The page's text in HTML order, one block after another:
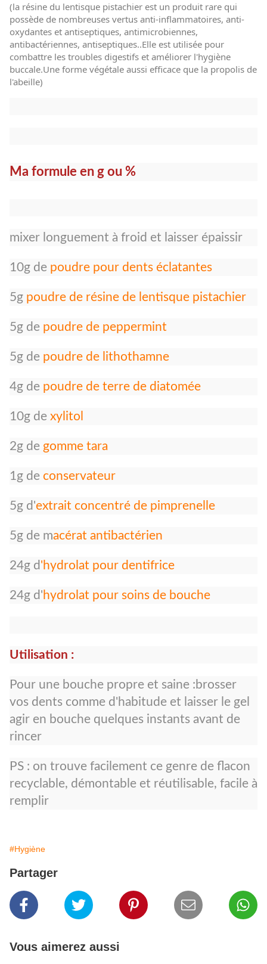
(la résine du lentisque pistachier est un produit rare qui
possède de nombreuses vertus anti-inflammatoires, anti-
oxydantes et antiseptiques, antimicrobiennes,
antibactériennes, antiseptiques..Elle est utilisée pour
combattre les troubles digestifs et améliorer l'hygiène
buccale.Une forme végétale aussi efficace que la propolis de
l'abeille)
Ma formule en g ou %
mixer longuement à froid et laisser épaissir
10g de poudre pour dents éclatantes
5g poudre de résine de lentisque pistachier
5g de poudre de peppermint
5g de poudre de lithothamne
4g de poudre de terre de diatomée
10g de xylitol
2g de gomme tara
1g de conservateur
5g d'extrait concentré de pimprenelle
5g de macérat antibactérien
24g d'hydrolat pour dentifrice
24g d'hydrolat pour soins de bouche
Utilisation :
Pour une bouche propre et saine :brosser
vos dents comme d'habitude et laisser le gel
agir en bouche quelques instants avant de
rincer
PS : on trouve facilement ce genre de flacon
recyclable, démontable et réutilisable, facile à
remplir
#Hygiène
Partager
Vous aimerez aussi